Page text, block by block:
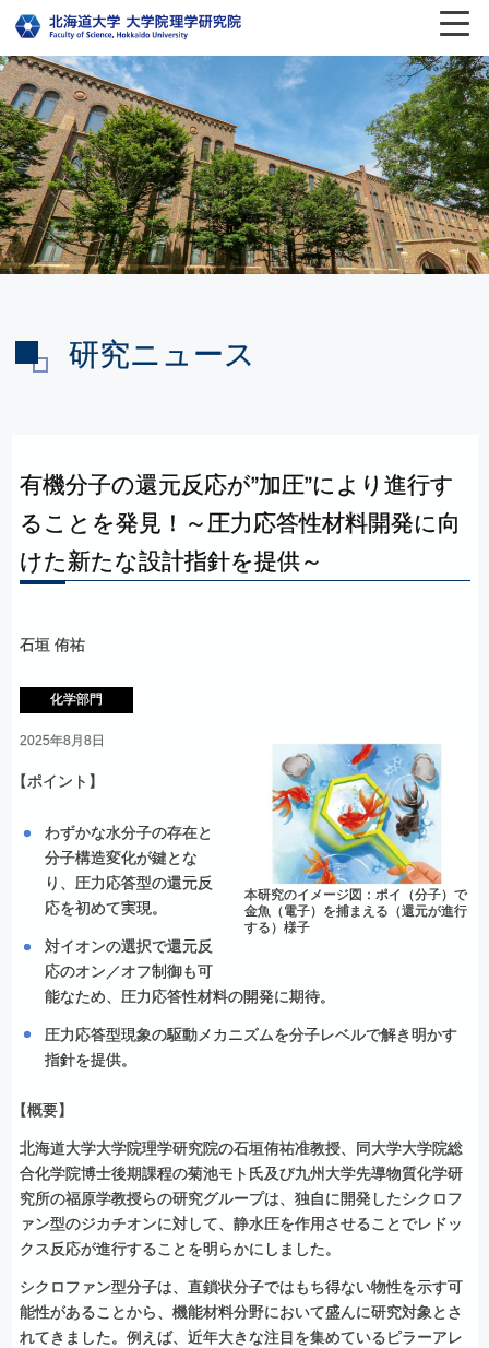
研究ニュース
有機分子の還元反応が”加圧”により 進行す
ることを発見！ ～ 圧力応答性材料開発に向
けた新たな設計指針を提供～
石垣 侑祐
化学部門
2025年8月8日
本研究のイメージ図：ポイ（分子）で
金魚（電子）を捕まえる（還元が進行
する）様子
【ポイント】
わずかな水分子の存在と
分子構造変化が鍵とな
り、圧力応答型の還元反
応を初めて実現。
対イオンの選択で還元反
応のオン／オフ制御も可
能なため、圧力応答性材料の開発に期待。
圧力応答型現象の駆動メカニズムを分子レベルで解き明かす
指針を提供。
【概要】
北海道大学大学院理学研究院の石垣侑祐准教授、同大学大学院総
合化学院博⼠後期課程の菊池モト氏及び九州大学先導物質化学研
究所の福原学教授らの研究グループは、独自に開発したシクロフ
ァン型のジカチオンに対して、静水圧を作用させることでレドッ
クス反応が進行することを明らかにしました。
シクロファン型分子は、直鎖状分子ではもち得ない物性を示す可
能性があることから、機能材料分野において盛んに研究対象とさ
れてきました。例えば、近年大きな注目を集めているピラーアレ